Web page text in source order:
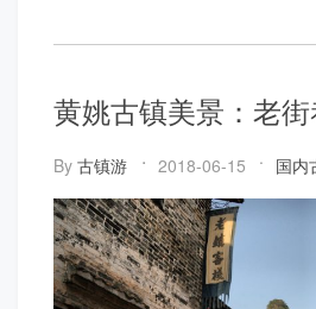
黄姚古镇美景：老街
By 古镇游 2018-06-15 国内